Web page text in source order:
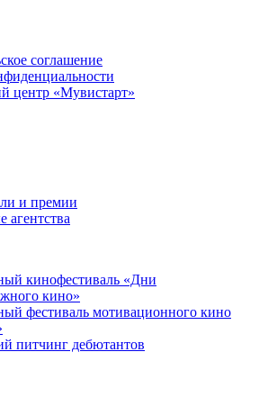
соглашение
центр «Мувистарт»
и премии
агентства
кинофестиваль «Дни
кино»
фестиваль мотивационного кино
питчинг дебютантов